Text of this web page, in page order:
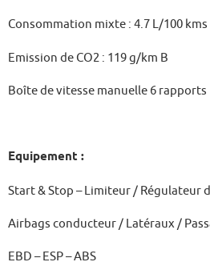
Consommation mixte : 4.7 L/100 kms
Emission de CO2 : 119 g/km B
Boîte de vitesse manuelle 6 rapports
Equipement :
Start & Stop – Limiteur / Régulateur
Airbags conducteur / Latéraux /
EBD – ESP – ABS